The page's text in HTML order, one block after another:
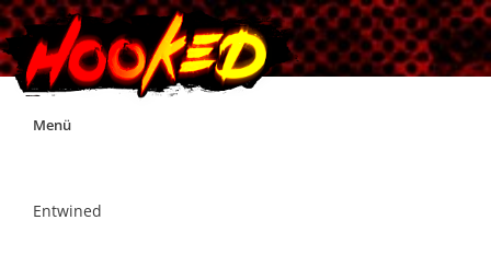
Skip
Menü
Entwined